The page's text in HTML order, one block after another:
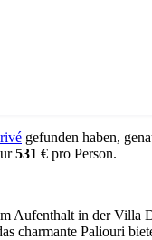
gefunden haben,
531 € pro Person.
Aufenthalt in der Villa
charmante Paliouri